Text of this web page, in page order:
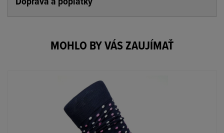
MOHLO BY VÁS ZAUJÍMAŤ